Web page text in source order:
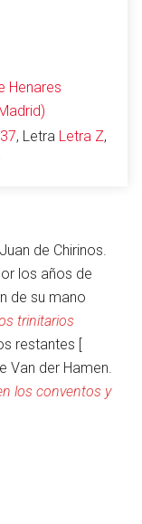
Vigilar
Henares
37, Letra Letra Z,
de Chirinos.
los años de
de su mano
trinitarios
restantes [
Van der Hamen.
los conventos y